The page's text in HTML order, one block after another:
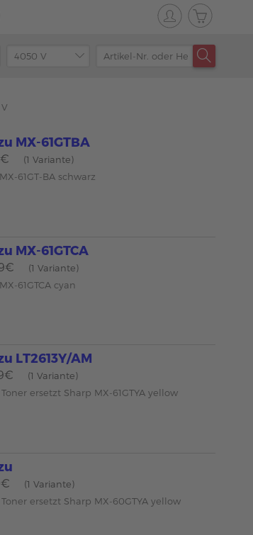
MX-61GTBA
(1 Variante)
61GT-BA schwarz
MX-61GTCA
(1 Variante)
61GTCA cyan
LT2613Y/AM
(1 Variante)
ersetzt Sharp MX-61GTYA yellow
(1 Variante)
ersetzt Sharp MX-60GTYA yellow